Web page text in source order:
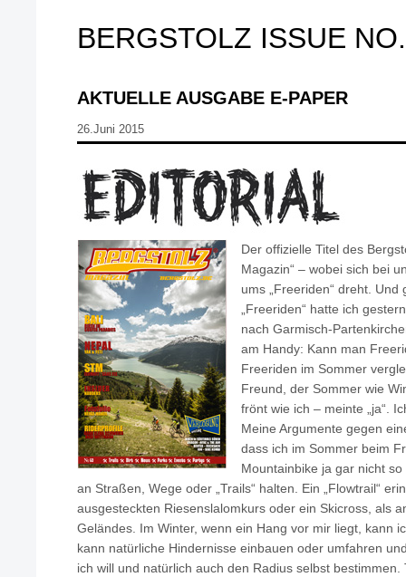
BERGSTOLZ ISSUE
AKTUELLE AUSGABE E-PAPER
26.Juni 2015
Der offizielle Titel des
Magazin“ – wobei sich bei
ums „Freeriden“ dreht.
„Freeriden“ hatte ich
nach Garmisch-
am Handy: Kann man
Freeriden im Sommer
Freund, der Sommer wie
frönt wie ich – meinte „ja“.
Meine Argumente gegen
dass ich im Sommer beim
Mountainbike ja gar nicht
an Straßen, Wege oder „Trails“ halten. Ein „Flowtrail“
ausgesteckten Riesenslalomkurs oder ein Skicross, als
Geländes. Im Winter, wenn ein Hang vor mir liegt, kann
kann natürliche Hindernisse einbauen oder umfahren
ich will und natürlich auch den Radius selbst